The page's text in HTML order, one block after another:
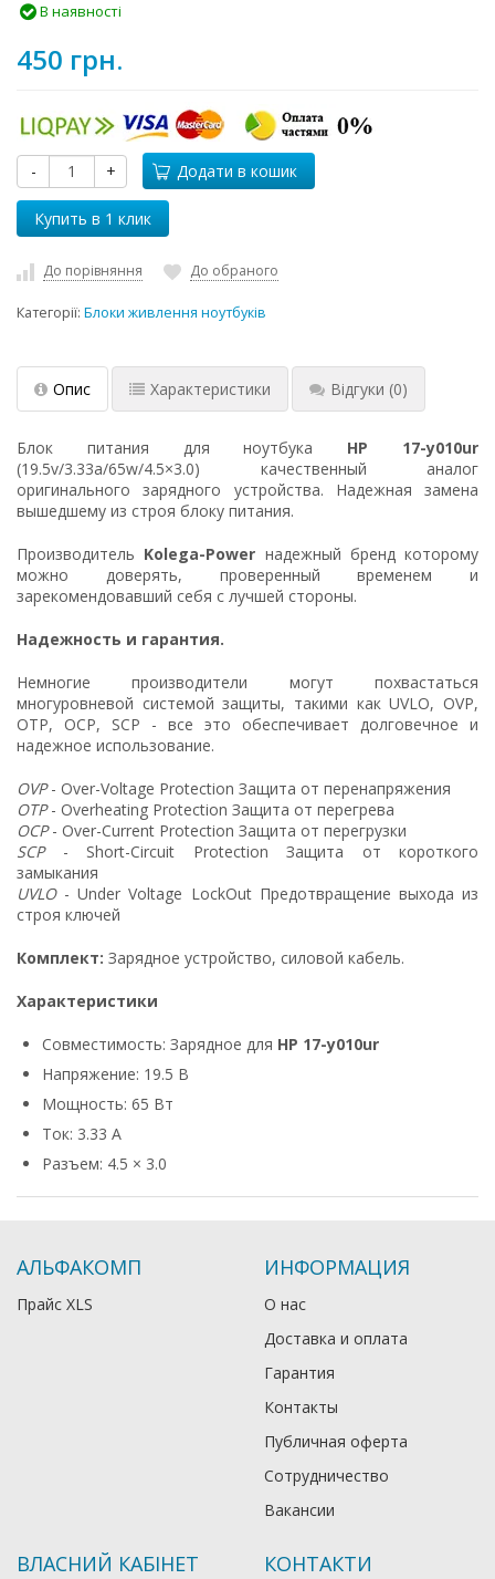
В наявності
450 грн.
- + Додати в кошик
До порівняння До обраного
Категорії: Блоки живлення ноутбуків
Опис Характеристики Відгуки (0)
Блок питания для ноутбука HP 17-y010ur
(19.5v/3.33a/65w/4.5×3.0) качественный аналог
оригинального зарядного устройства. Надежная замена
вышедшему из строя блоку питания.
Производитель Kolega-Power надежный бренд которому
можно доверять, проверенный временем и
зарекомендовавший себя с лучшей стороны.
Надежность и гарантия.
Немногие производители могут похвастаться
многуровневой системой защиты, такими как UVLO, OVP,
OTP, OCP, SCP - все это обеспечивает долговечное и
надежное использование.
OVP- Over-Voltage Protection Защита от перенапряжения
OTP- Overheating Protection Защита от перегрева
OCP- Over-Current Protection Защита от перегрузки
SCP- Short-Circuit Protection Защита от короткого
замыкания
UVLO- Under Voltage LockOut Предотвращение выхода из
строя ключей
Комплект: Зарядное устройство, силовой кабель.
Характеристики
Совместимость: Зарядное для HP 17-y010ur
Напряжение: 19.5 В
Мощность: 65 Вт
Ток: 3.33 А
Разъем: 4.5 × 3.0
АЛЬФАКОМП
Прайс XLS
ИНФОРМАЦИЯ
О нас
Доставка и оплата
Гарантия
Контакты
Публичная оферта
Сотрудничество
Вакансии
ВЛАСНИЙ КАБІНЕТ КОНТАКТИ